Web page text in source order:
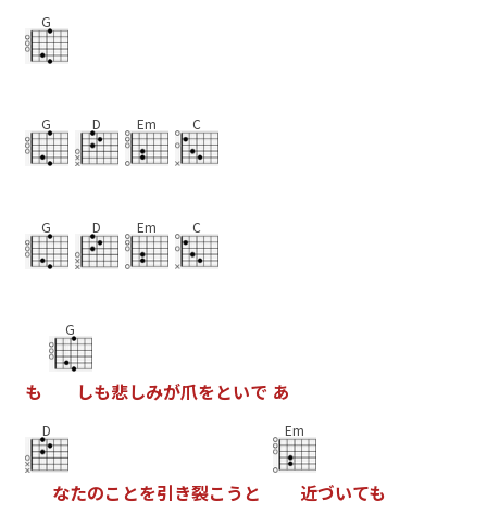
G
G D Em C
G D Em C
も
G
しも悲しみが爪をといで あ
D
なたのこ とを引き裂こ う と
Em
近づいても